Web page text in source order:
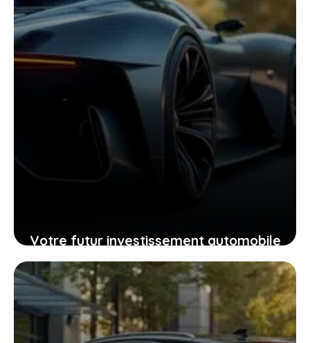
Votre futur investissement automobile
: pourquoi la GTR ou la RZ d’Ultima
supercar pourraient vous surprendre
24 janvier 2026